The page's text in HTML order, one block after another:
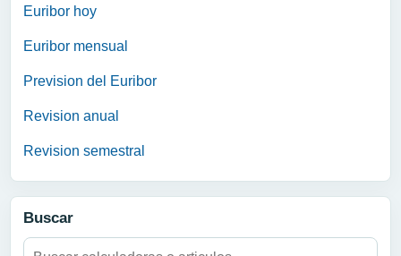
Euribor hoy
Euribor mensual
Prevision del Euribor
Revision anual
Revision semestral
Buscar
Buscar: